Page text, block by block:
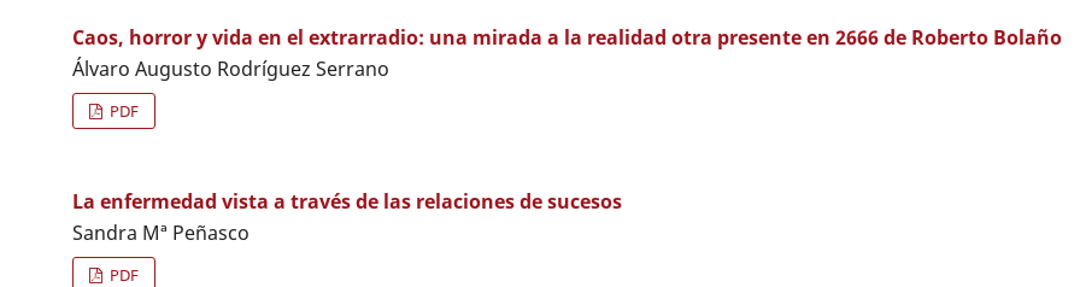
Caos, horror y vida en el extrarradio: una mirada a la realidad otra presente en 2666 de Roberto Bolaño
Álvaro Augusto Rodríguez Serrano
PDF
La enfermedad vista a través de las relaciones de sucesos
Sandra Mª Peñasco
PDF